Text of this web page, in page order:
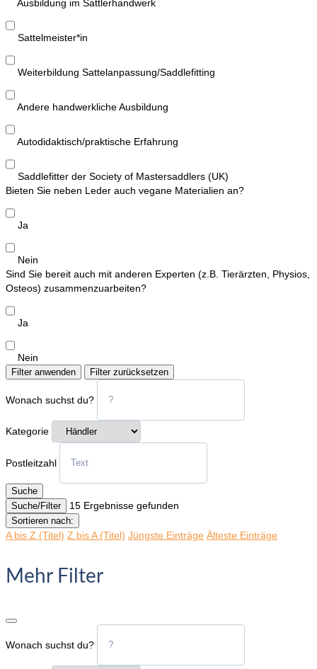
Ausbildung im Sattlerhandwerk
Sattelmeister*in
Weiterbildung Sattelanpassung/Saddlefitting
Andere handwerkliche Ausbildung
Autodidaktisch/praktische Erfahrung
Saddlefitter der Society of Mastersaddlers (UK)
Bieten Sie neben Leder auch vegane Materialien an?
Ja
Nein
Sind Sie bereit auch mit anderen Experten (z.B. Tierärzten, Physios,
Osteos) zusammenzuarbeiten?
Ja
Nein
Filter anwenden Filter zurücksetzen
Wonach suchst du?
Kategorie
Postleitzahl
Suche
Suche/Filter
15 Ergebnisse gefunden
Sortieren nach:
A bis Z (Titel) Z bis A (Titel) Jüngste Einträge Älteste Einträge
Mehr Filter
Wonach suchst du?